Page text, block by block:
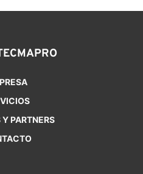
PARTNERS